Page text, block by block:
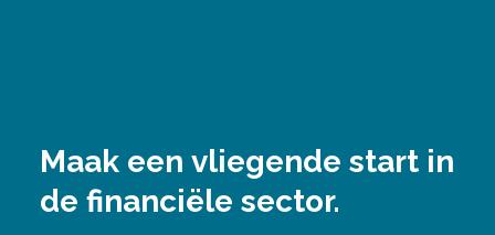
Maak een vliegende start in
de financiële sector.